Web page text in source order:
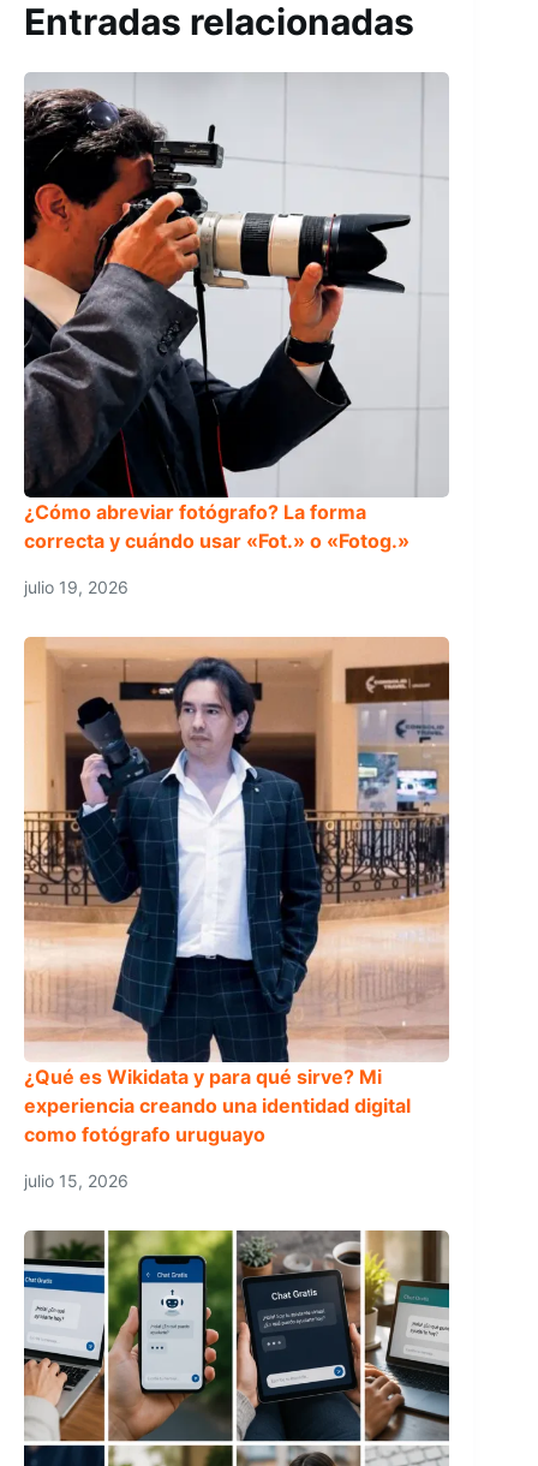
Entradas relacionadas
¿Cómo abreviar fotógrafo? La forma
correcta y cuándo usar «Fot.» o «Fotog.»
julio 19, 2026
¿Qué es Wikidata y para qué sirve? Mi
experiencia creando una identidad digital
como fotógrafo uruguayo
julio 15, 2026